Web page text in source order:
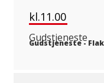
kl.11.00
Gudstjeneste
Gudstjeneste-